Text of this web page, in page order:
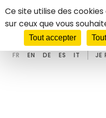
Ce site utilise des
sur ceux que vous
Tout accepter
HOTEL****
CASTEL
FR EN DE ES IT JE